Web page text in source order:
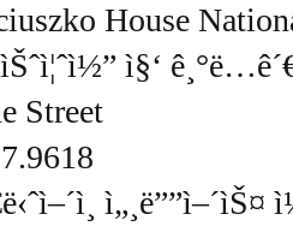
House
ì§‘
Street
ì„¸ë””ì–´ìŠ¤